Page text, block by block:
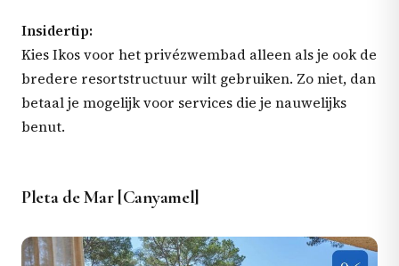
Insidertip:
Kies Ikos voor het privézwembad alleen als je ook de
bredere resortstructuur wilt gebruiken. Zo niet, dan
betaal je mogelijk voor services die je nauwelijks
benut.
Pleta de Mar [Canyamel]